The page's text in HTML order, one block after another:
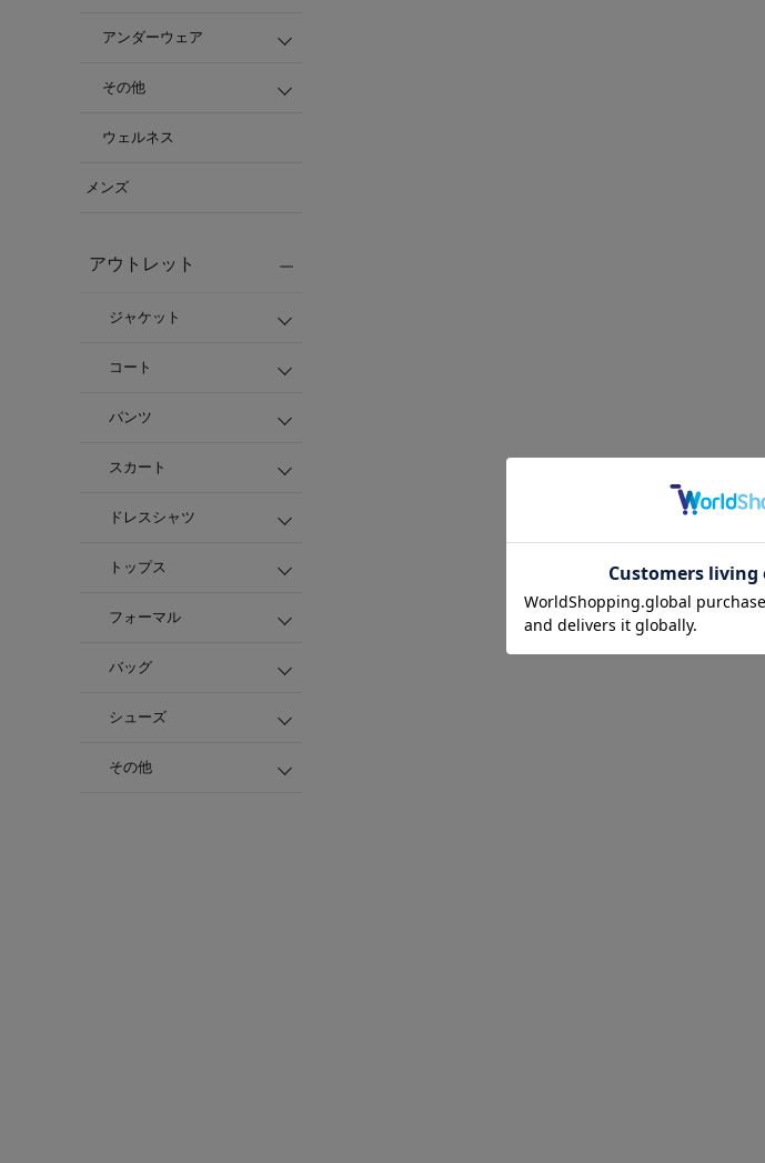
アンダーウェア
その他
ウェルネス
メンズ
アウトレット
ジャケット
コート
パンツ
スカート
ドレスシャツ
トップス
フォーマル
バッグ
シューズ
その他